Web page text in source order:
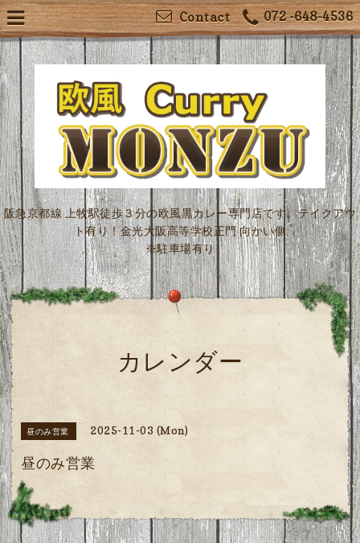
072 -648-4536
Contact
阪急京都線 上牧駅徒歩３分の欧風黒カレー専門店です。テイクアウ
ト有り！金光大阪高等学校正門 向かい側
※駐車場有り
カレンダー
昼のみ営業 2025-11-03 (Mon)
昼のみ営業